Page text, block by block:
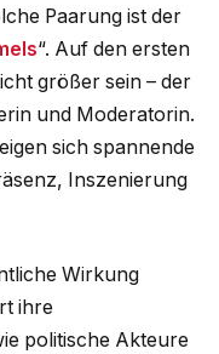
Paarung ist der
“. Auf den ersten
größer sein – der
und Moderatorin.
sich spannende
Inszenierung
Wirkung
ihre
politische Akteure